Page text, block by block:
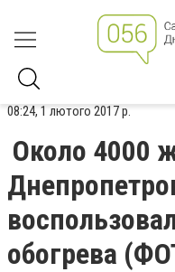
08:24, 1 лютого 2017 р.
Около 4000
обогрева